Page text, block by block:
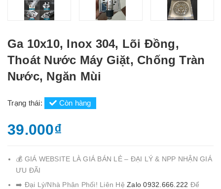
Ga 10x10, Inox 304, Lõi Đồng,
Thoát Nước Máy Giặt, Chống Tràn
Nước, Ngăn Mùi
Trạng thái: Còn hàng
39.000₫
💰 GIÁ WEBSITE LÀ GIÁ BÁN LẺ – ĐẠI LÝ & NPP NHẬN GIÁ
ƯU ĐÃI
➡️ Đại Lý/Nhà Phân Phối! Liên Hệ Zalo 0932.666.222 Để